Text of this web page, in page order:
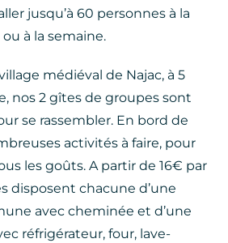
jusqu’à 60 personnes à la
à la semaine.
médiéval de Najac, à 5
nos 2 gîtes de groupes sont
se rassembler. En bord de
activités à faire, pour
les goûts. A partir de 16€ par
disposent chacune d’une
avec cheminée et d’une
réfrigérateur, four, lave-